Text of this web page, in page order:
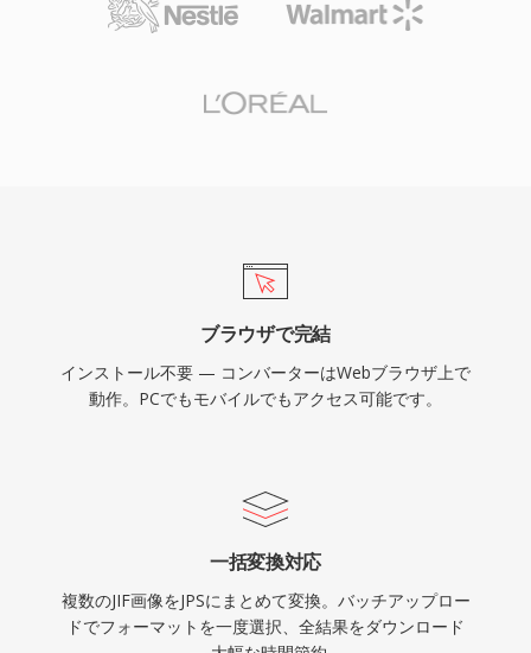
ブラウザで完結
インストール不要 — コンバーターはWebブラウザ上で
動作。PCでもモバイルでもアクセス可能です。
一括変換対応
複数のJIF画像をJPSにまとめて変換。バッチアップロー
ドでフォーマットを一度選択、全結果をダウンロード